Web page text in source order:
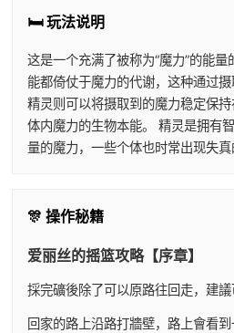
🛏️ 玩法说明
这是一个充满了被称为“魔力”的能
能都倚仗于魔力的代谢，这种通过
精灵则可以将摄取到的魔力稳定保
体内魔力的生物本能。 精灵是拥有
量的魔力，一些个体也时常出现失
🎊 操作秘籍
爱丽丝的摇篮攻略【序章】
採完礦後除了可以原路往回走，建
回家的路上沿路打牆壁，路上會看